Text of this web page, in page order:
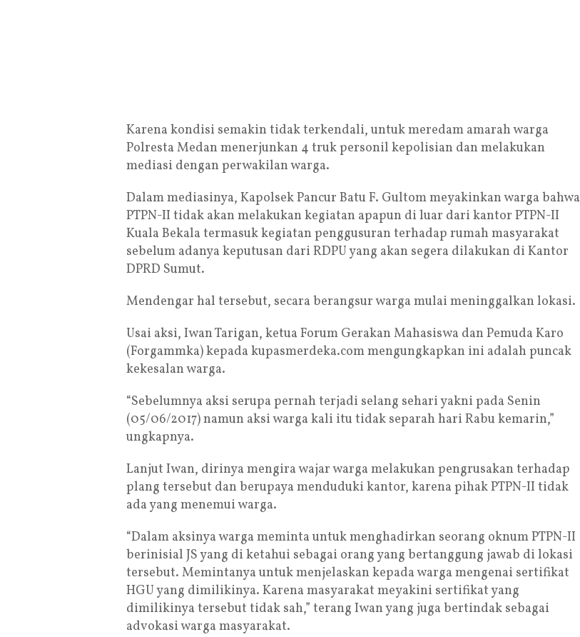
Karena kondisi semakin tidak terkendali, untuk meredam amarah warga
Polresta Medan menerjunkan 4 truk personil kepolisian dan melakukan
mediasi dengan perwakilan warga.
Dalam mediasinya, Kapolsek Pancur Batu F. Gultom meyakinkan warga bahwa
PTPN-II tidak akan melakukan kegiatan apapun di luar dari kantor PTPN-II
Kuala Bekala termasuk kegiatan penggusuran terhadap rumah masyarakat
sebelum adanya keputusan dari RDPU yang akan segera dilakukan di Kantor
DPRD Sumut.
Mendengar hal tersebut, secara berangsur warga mulai meninggalkan lokasi.
Usai aksi, Iwan Tarigan, ketua Forum Gerakan Mahasiswa dan Pemuda Karo
(Forgammka) kepada kupasmerdeka.com mengungkapkan ini adalah puncak
kekesalan warga.
“Sebelumnya aksi serupa pernah terjadi selang sehari yakni pada Senin
(05/06/2017) namun aksi warga kali itu tidak separah hari Rabu kemarin,”
ungkapnya.
Lanjut Iwan, dirinya mengira wajar warga melakukan pengrusakan terhadap
plang tersebut dan berupaya menduduki kantor, karena pihak PTPN-II tidak
ada yang menemui warga.
“Dalam aksinya warga meminta untuk menghadirkan seorang oknum PTPN-II
berinisial JS yang di ketahui sebagai orang yang bertanggung jawab di lokasi
tersebut. Memintanya untuk menjelaskan kepada warga mengenai sertifikat
HGU yang dimilikinya. Karena masyarakat meyakini sertifikat yang
dimilikinya tersebut tidak sah,” terang Iwan yang juga bertindak sebagai
advokasi warga masyarakat.